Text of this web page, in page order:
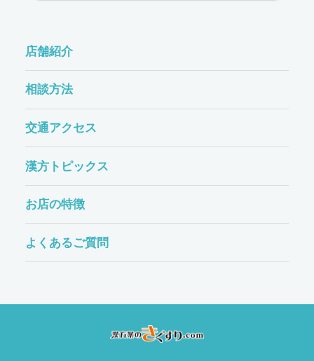
店舗紹介
相談方法
交通アクセス
漢方トピックス
お店の特徴
よくあるご質問